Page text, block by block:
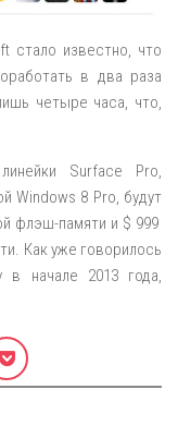
стало известно, что
в два раза
четыре часа, что,
Surface Pro,
Windows 8 Pro, будут
флэш-памяти и $ 999
Как уже говорилось
начале 2013 года,